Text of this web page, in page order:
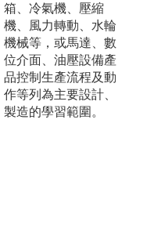
箱、冷氣機、壓縮
機、風力轉動、水輪
機械等，或馬達、數
位介面、油壓設備產
品控制生產流程及動
作等列為主要設計、
製造的學習範圍。